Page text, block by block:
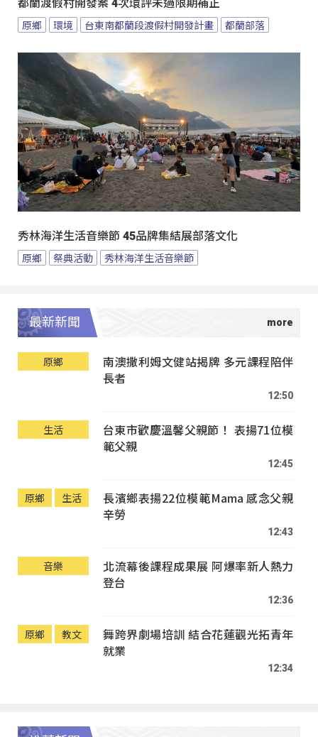
都蘭渡假村開發案 4次環評未過限期補正
原鄉 環境 台東南都蘭段渡假村開發計畫 都蘭部落
秀林海洋生活音樂節 45品牌集結展部落文化
原鄉 祭典活動 秀林海洋生活音樂節
最新新聞
原鄉
南澳撒利姆文健站揭牌 多元課程陪伴
長者
12:50
生活
台東市歡慶溫馨父親節！ 表揚71位模
範父親
12:45
原鄉 生活
長濱鄉表揚22位模範Mama 感念父親
辛勞
12:43
音樂
北流幕後課程成果展 阿爆率新人熱力
登台
12:36
原鄉 教文
舞跨界劇場培訓 結合花蓮觀光拓青年
就業
12:34